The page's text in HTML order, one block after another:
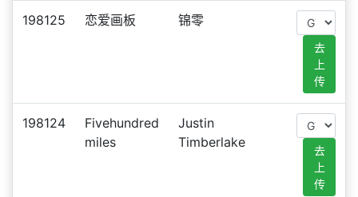
198125 恋爱画板 锦零
去
上
传
198124
Fivehundred
miles
Justin
Timberlake
去
上
传